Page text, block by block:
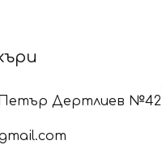
Петър Дертлиев №42